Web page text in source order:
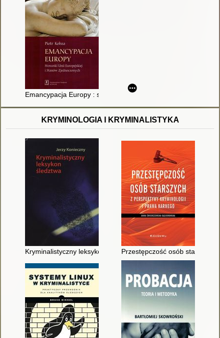
Emancypacja Europy : stosunki Unii Europejskiej i Stanów
KRYMINOLOGIA I KRYMINALISTYKA
Kryminalistyczny leksykon śledztwaPrzestępczość osób starszych